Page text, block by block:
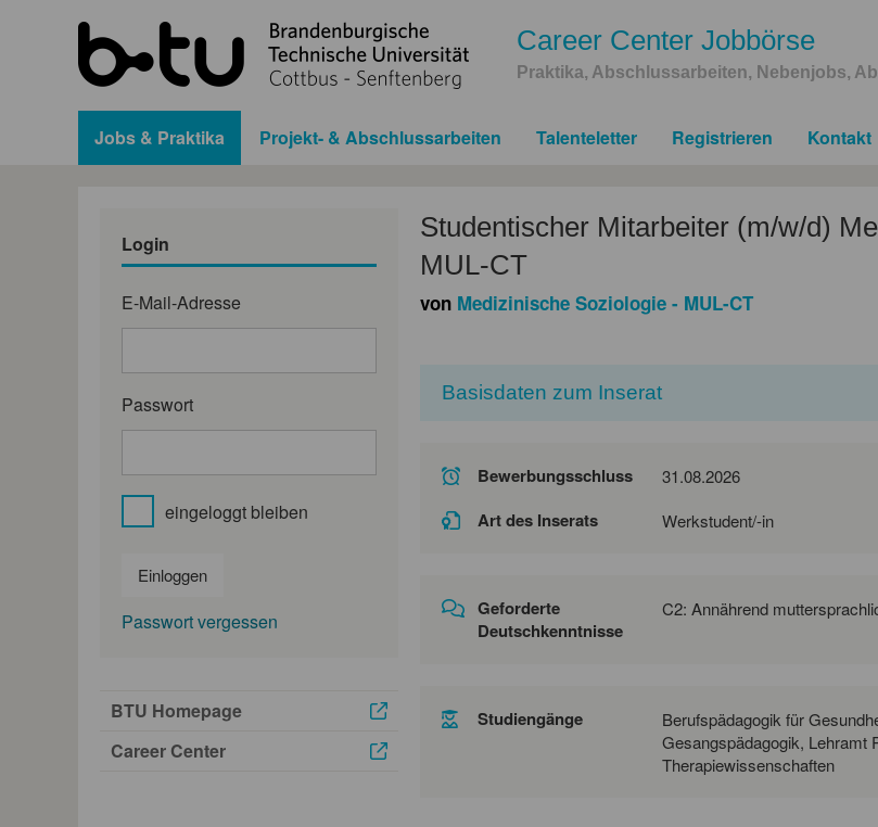
Career Center Jobbörse
Praktika, Abschlussarbeiten, Nebenjobs,
Jobs & Praktika Projekt- & Abschlussarbeiten Talenteletter Registrieren Kontakt
Login
E-Mail-Adresse
Passwort
eingeloggt bleiben
Einloggen
Passwort vergessen
BTU Homepage
Career Center
Studentischer Mitarbeiter (m/w/d)
MUL-CT
von Medizinische Soziologie - MUL-CT
Basisdaten zum Inserat
Bewerbungsschluss 31.08.2026
Art des Inserats Werkstudent/-in
Geforderte
Deutschkenntnisse
C2: Annährend
Studiengänge
Berufspädagogik für
Gesangspädagogik, Lehramt
Therapiewissenschaften